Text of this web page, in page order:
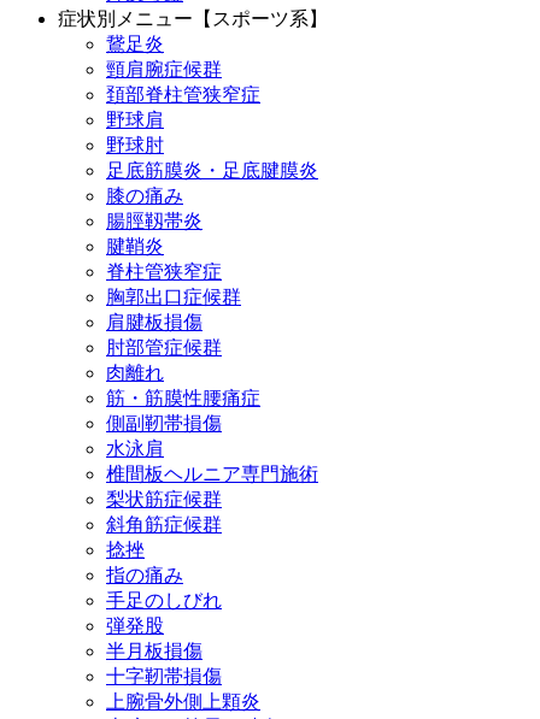
症状別メニュー【スポーツ系】
鵞足炎
頸肩腕症候群
頚部脊柱管狭窄症
野球肩
野球肘
足底筋膜炎・足底腱膜炎
膝の痛み
腸脛靱帯炎
腱鞘炎
脊柱管狭窄症
胸郭出口症候群
肩腱板損傷
肘部管症候群
肉離れ
筋・筋膜性腰痛症
側副靭帯損傷
水泳肩
椎間板ヘルニア専門施術
梨状筋症候群
斜角筋症候群
捻挫
指の痛み
手足のしびれ
弾発股
半月板損傷
十字靭帯損傷
上腕骨外側上顆炎